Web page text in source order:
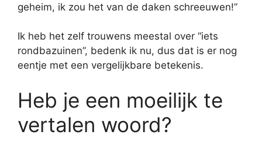
geheim, ik zou het van de daken schreeuwen!”
Ik heb het zelf trouwens meestal over “iets
rondbazuinen”, bedenk ik nu, dus dat is er nog
eentje met een vergelijkbare betekenis.
Heb je een moeilijk te
vertalen woord?